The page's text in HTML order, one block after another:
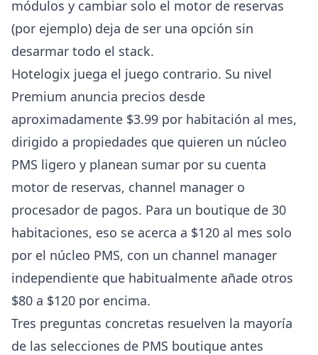
módulos y cambiar solo el motor de reservas
(por ejemplo) deja de ser una opción sin
desarmar todo el stack.
Hotelogix juega el juego contrario. Su nivel
Premium anuncia precios desde
aproximadamente $3.99 por habitación al mes,
dirigido a propiedades que quieren un núcleo
PMS ligero y planean sumar por su cuenta
motor de reservas, channel manager o
procesador de pagos. Para un boutique de 30
habitaciones, eso se acerca a $120 al mes solo
por el núcleo PMS, con un channel manager
independiente que habitualmente añade otros
$80 a $120 por encima.
Tres preguntas concretas resuelven la mayoría
de las selecciones de PMS boutique antes